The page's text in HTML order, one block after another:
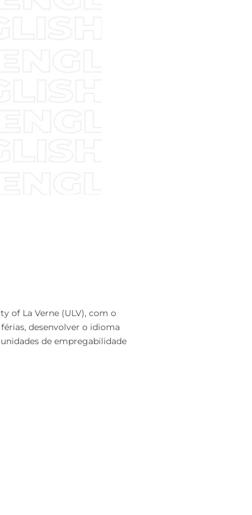
of La Verne (ULV), com o
desenvolver o idioma
de empregabilidade